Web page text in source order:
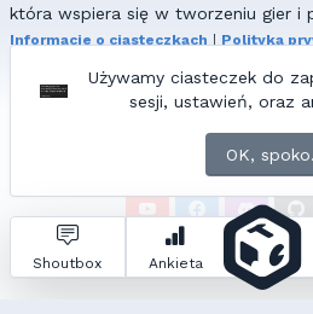
Używamy ciasteczek do
sesji, ustawień, oraz
OK, spoko.
Shoutbox Ankieta
która wspiera się w tworzeniu gier i
Informacje o ciasteczkach
Polityka
Wszelkie prawa zastrzeżone.
redakcji zabronione!
ZNAJDZIESZ NAS
Zapytań do bazy: • Czas